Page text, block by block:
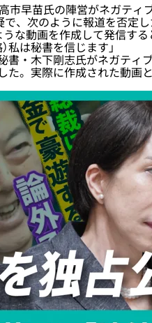
市早苗氏の陣営がネガティ
、次のように報道を否定
な動画を作成して発信す
私は秘書を信じます」
・木下剛志氏がネガティ
た。実際に作成された動画